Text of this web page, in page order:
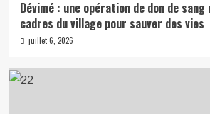
Dévimé : une opération de don de
cadres du village pour sauver des vies
juillet 6, 2026